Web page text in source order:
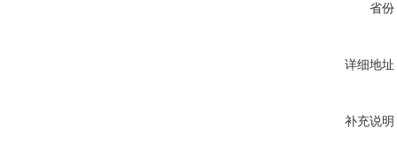
省份
详细地址
补充说明